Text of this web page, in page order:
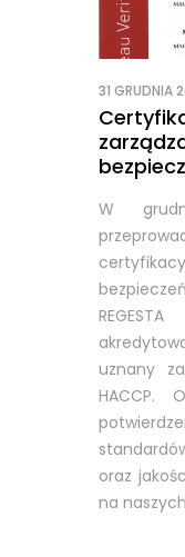
31 GRUDNIA
W
uznany
HACCP.
oraz
na